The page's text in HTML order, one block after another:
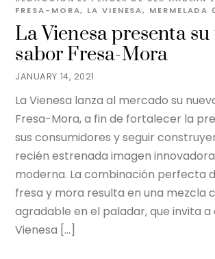
JANUARY 14, 2021
La Vienesa presenta su
sabor Fresa-Mora
FRESA-MORA, LA VIENESA, MERMELADA
La Vienesa lanza al mercado su
Fresa-Mora, a fin de fortalecer la
sus consumidores y seguir
recién estrenada imagen
moderna. La combinación perfecta
fresa y mora resulta en una mezcla
agradable en el paladar, que invita a
Vienesa […]